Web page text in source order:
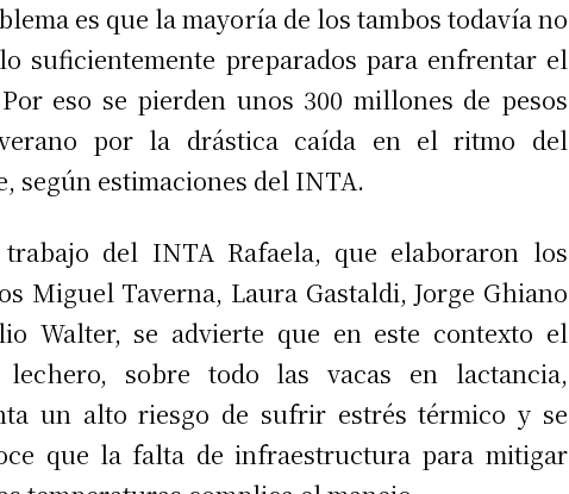
es que la mayoría de los tambos todavía no
suficientemente preparados para enfrentar el
eso se pierden unos 300 millones de pesos
por la drástica caída en el ritmo del
según estimaciones del INTA.
del INTA Rafaela, que elaboraron los
Miguel Taverna, Laura Gastaldi, Jorge Ghiano
Walter, se advierte que en este contexto el
lechero, sobre todo las vacas en lactancia,
un alto riesgo de sufrir estrés térmico y se
que la falta de infraestructura para mitigar